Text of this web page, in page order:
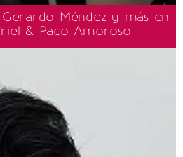
Méndez y más en
& Paco Amoroso